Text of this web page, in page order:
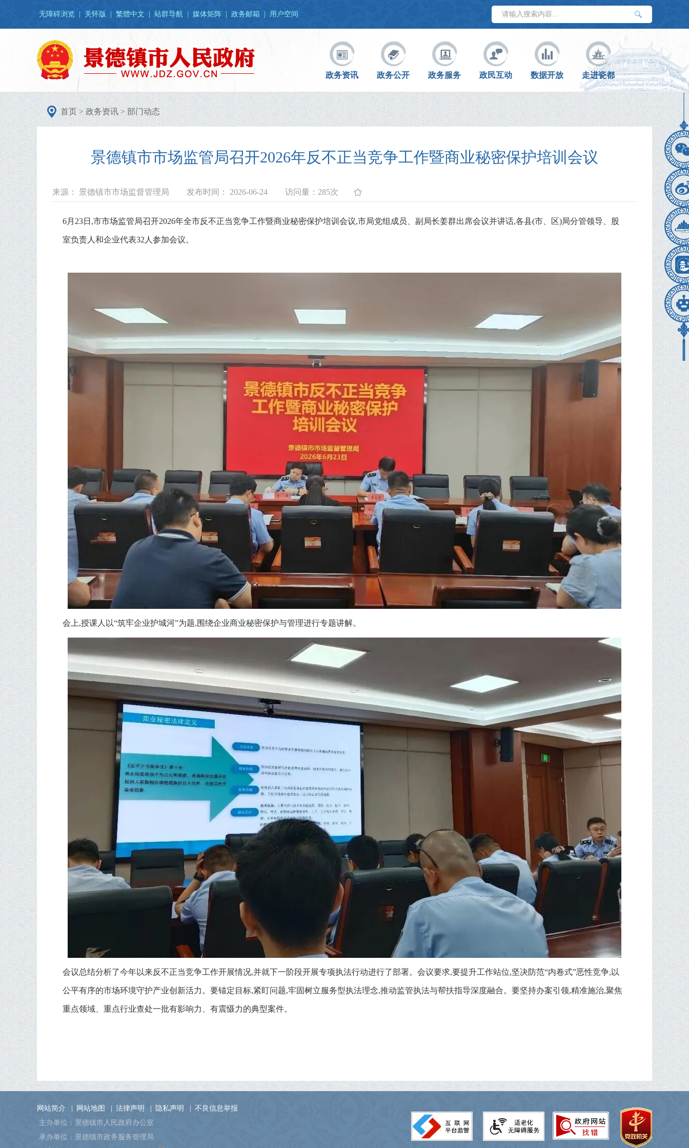
无障碍浏览 关怀版 繁體中文 站群导航 媒体矩阵 政务邮箱 用户空间
政务资讯 政务公开 政务服务 政民互动 数据开放 走进瓷都
首页>政务资讯>部门动态
景德镇市市场监管局召开2026年反不正当竞争工作暨商业秘密保护培训会议
来源： 景德镇市市场监督管理局 发布时间： 2026-06-24 访问量： 285次
6月23日,市市场监管局召开2026年全市反不正当竞争工作暨商业秘密保护培训会议,市局党组成员、副局长姜群出席会议并讲话,各县(市、区)局分管领导、股
室负责人和企业代表32人参加会议。
会上,授课人以“筑牢企业护城河”为题,围绕企业商业秘密保护与管理进行专题讲解。
会议总结分析了今年以来反不正当竞争工作开展情况,并就下一阶段开展专项执法行动进行了部署。会议要求,要提升工作站位,坚决防范“内卷式”恶性竞争,以
公平有序的市场环境守护产业创新活力。要锚定目标,紧盯问题,牢固树立服务型执法理念,推动监管执法与帮扶指导深度融合。要坚持办案引领,精准施治,聚焦
重点领域、重点行业查处一批有影响力、有震慑力的典型案件。
网站简介 网站地图 法律声明 隐私声明
不良信息举报
主办单位：景德镇市人民政府办公室
承办单位：景德镇市政务服务管理局